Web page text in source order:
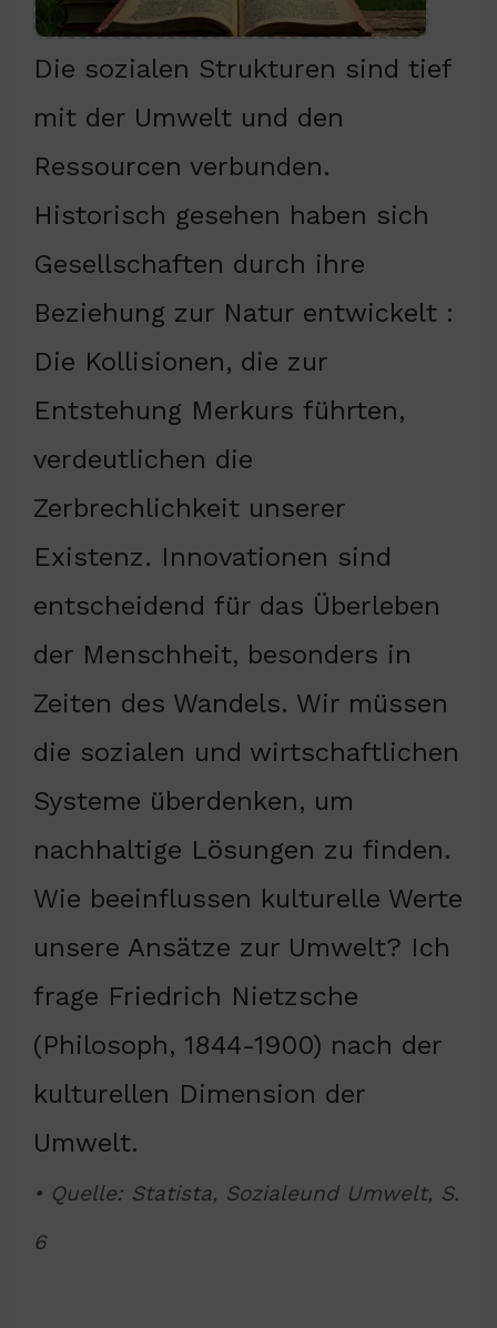
Die sozialen Strukturen sind tief
mit der Umwelt und den
Ressourcen verbunden.
Historisch gesehen haben sich
Gesellschaften durch ihre
Beziehung zur Natur entwickelt :
Die Kollisionen, die zur
Entstehung Merkurs führten,
verdeutlichen die
Zerbrechlichkeit unserer
Existenz. Innovationen sind
entscheidend für das Überleben
der Menschheit, besonders in
Zeiten des Wandels. Wir müssen
die sozialen und wirtschaftlichen
Systeme überdenken, um
nachhaltige Lösungen zu finden.
Wie beeinflussen kulturelle Werte
unsere Ansätze zur Umwelt? Ich
frage Friedrich Nietzsche
(Philosoph, 1844-1900) nach der
kulturellen Dimension der
Umwelt.
• Quelle: Statista, Sozialeund Umwelt, S.
6